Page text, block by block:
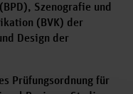
Szenografie und
(BVK) der
Design der
Prüfungsordnung für